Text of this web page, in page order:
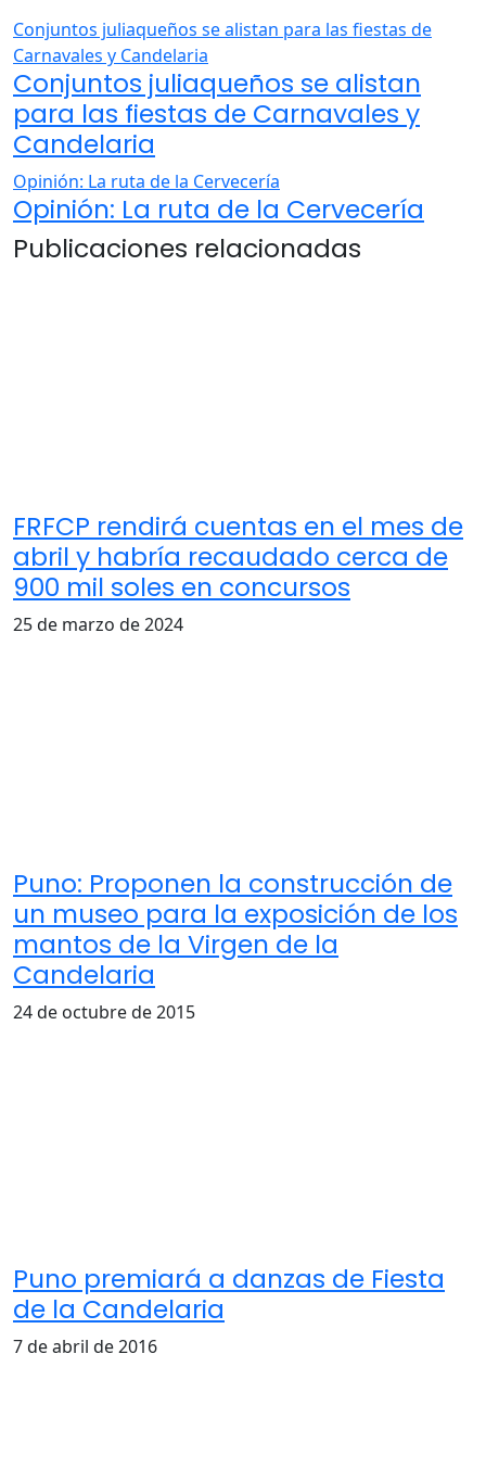
Conjuntos juliaqueños se alistan para las fiestas de
Carnavales y Candelaria
Conjuntos juliaqueños se alistan
para las fiestas de Carnavales y
Candelaria
Opinión: La ruta de la Cervecería
Opinión: La ruta de la Cervecería
Publicaciones relacionadas
FRFCP rendirá cuentas en el mes de
abril y habría recaudado cerca de
900 mil soles en concursos
25 de marzo de 2024
Puno: Proponen la construcción de
un museo para la exposición de los
mantos de la Virgen de la
Candelaria
24 de octubre de 2015
Puno premiará a danzas de Fiesta
de la Candelaria
7 de abril de 2016